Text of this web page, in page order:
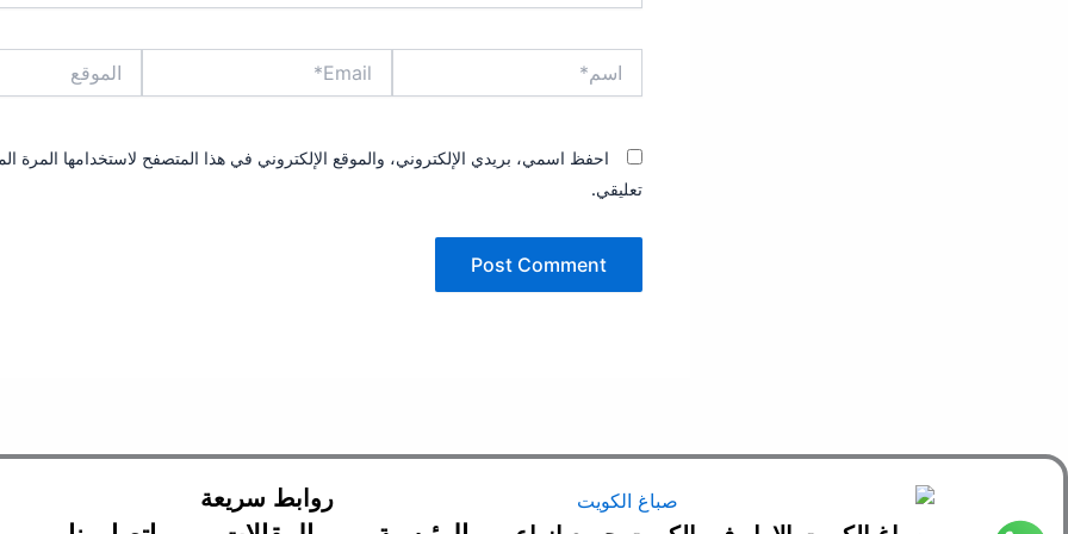
احفظ اسمي، بريدي الإلكتروني، والموقع الإلكتروني في هذا المتصفح لاستخدامها المرة
تعليقي.
روابط سريعة